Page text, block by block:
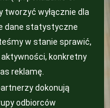
tworzyć wyłącznie dla
dane statystyczne
w stanie sprawić,
konkretny
reklamę.
dokonują
odbiorców